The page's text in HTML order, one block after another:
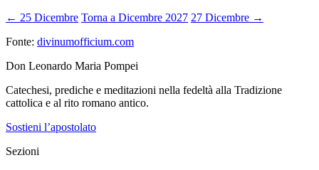
← 25 Dicembre Torna a Dicembre 2027 27 Dicembre →
Fonte: divinumofficium.com
Don Leonardo Maria Pompei
Catechesi, prediche e meditazioni nella fedeltà alla Tradizione
cattolica e al rito romano antico.
Sostieni l’apostolato
Sezioni